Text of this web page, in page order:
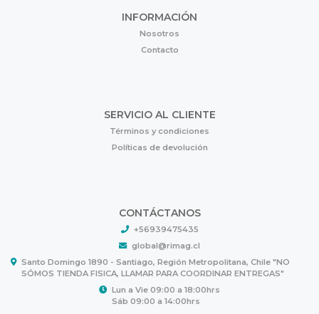
INFORMACIÓN
Nosotros
Contacto
SERVICIO AL CLIENTE
Términos y condiciones
Políticas de devolución
CONTÁCTANOS
+56939475435
global@rimag.cl
Santo Domingo 1890 - Santiago, Región Metropolitana, Chile "NO
SÓMOS TIENDA FISICA, LLAMAR PARA COORDINAR ENTREGAS"
Lun a Vie 09:00 a 18:00hrs
Sáb 09:00 a 14:00hrs